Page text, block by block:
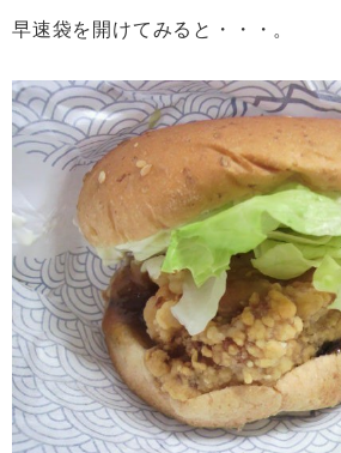
早速袋を開けてみると・・・。